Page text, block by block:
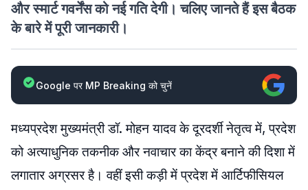
और स्मार्ट गवर्नेंस को नई गति देगी। चलिए जानते हैं इस बैठक
के बारे में पूरी जानकारी।
Google पर MP Breaking को चुनें
मध्यप्रदेश मुख्यमंत्री डॉ. मोहन यादव के दूरदर्शी नेतृत्व में, प्रदेश
को अत्याधुनिक तकनीक और नवाचार का केंद्र बनाने की दिशा में
लगातार अग्रसर है। वहीं इसी कड़ी में प्रदेश में आर्टिफीसियल